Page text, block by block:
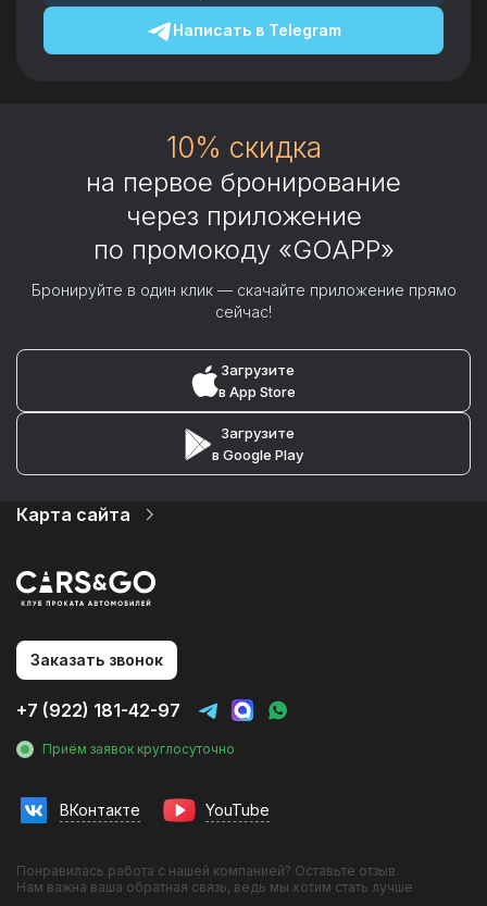
Написать вTelegram
10% скидка
на первое бронирование
через приложение
по промокоду «GOAPP»
Бронируйте в один клик — скачайте приложение прямо
сейчас!
Загрузите
в App Store
Загрузите
в Google Play
Карта сайта
Услуги
О компании
Статьи и Новости
Контакты
Аренда без водителя
Трансфер в аэропорт
Трансфер на вокзал
Инвестиции в прокат
Франшиза
Эконом
Заказать звонок
+7 (922) 181-42-97
Приём заявок круглосуточно
ВКонтакте YouTube
Понравилась работа с нашей компанией? Оставьте отзыв.
Нам важна ваша обратная связь, ведь мы хотим стать лучше